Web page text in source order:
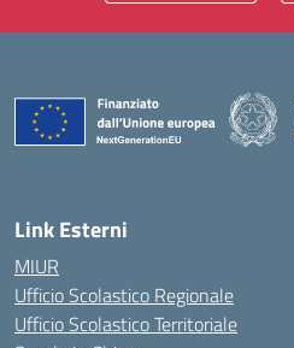
Link Esterni
MIUR
Ufficio Scolastico Regionale
Ufficio Scolastico Territoriale